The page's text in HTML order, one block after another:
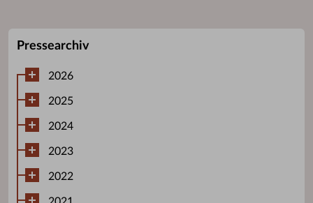
Pressearchiv
2026
2025
2024
2023
2022